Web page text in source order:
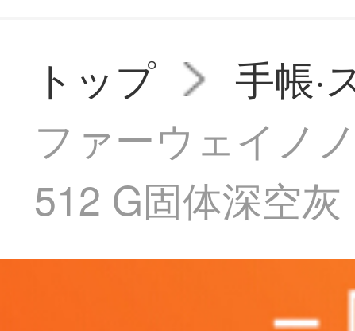
トップ
手帳·
ファーウェイノ
512 G固体深空灰